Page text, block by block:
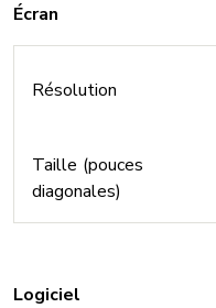
Écran
Résolution
Taille (pouces
diagonales)
Logiciel